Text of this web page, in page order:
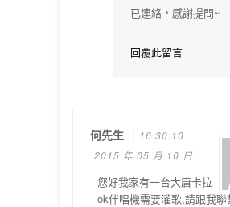
已連絡，感謝提問~
回覆此留言
何先生
16:30:10
2015 年 05 月 10 日
您好我家有一台大唐卡拉
ok伴唱機需要灌歌,請跟我